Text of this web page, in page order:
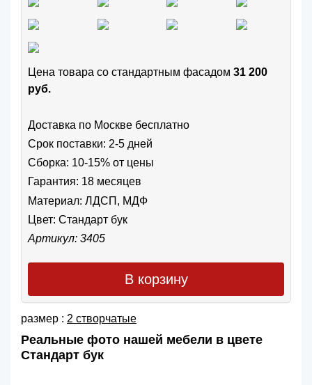
Цена товара cо стандартным фасадом 31 200
руб.
Доставка по Москве бесплатно
Срок поставки: 2-5 дней
Сборка: 10-15% от цены
Гарантия: 18 месяцев
Материал: ЛДСП, МДФ
Цвет: Стандарт бук
Артикул: 3405
В корзину
размер : 2 створчатые
Реальные фото нашей мебели в цвете
Стандарт бук